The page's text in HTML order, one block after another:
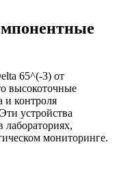
65^(-3) от
высокоточные
и контроля
устройства
лабораториях,
мониторинге.